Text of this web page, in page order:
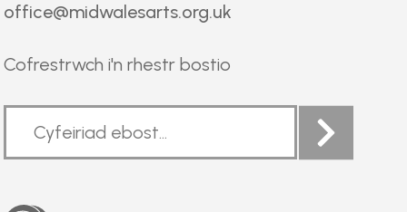
office@midwalesarts.org.uk
Cofrestrwch i'n rhestr bostio
Arts